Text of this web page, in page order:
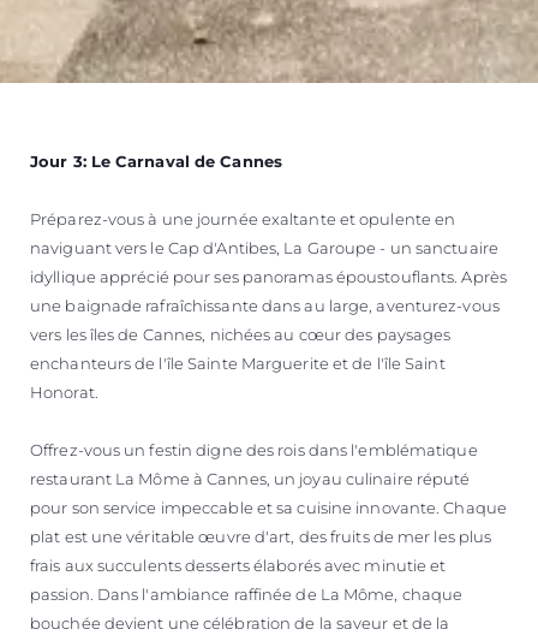
Jour 3: Le Carnaval de Cannes
Préparez-vous à une journée exaltante et opulente en
naviguant vers le Cap d'Antibes, La Garoupe - un sanctuaire
idyllique apprécié pour ses panoramas époustouflants. Après
une baignade rafraîchissante dans au large, aventurez-vous
vers les îles de Cannes, nichées au cœur des paysages
enchanteurs de l'île Sainte Marguerite et de l'île Saint
Honorat.
Offrez-vous un festin digne des rois dans l'emblématique
restaurant La Môme à Cannes, un joyau culinaire réputé
pour son service impeccable et sa cuisine innovante. Chaque
plat est une véritable œuvre d'art, des fruits de mer les plus
frais aux succulents desserts élaborés avec minutie et
passion. Dans l'ambiance raffinée de La Môme, chaque
bouchée devient une célébration de la saveur et de la